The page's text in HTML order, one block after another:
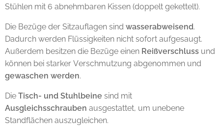
Stühlen mit 6 abnehmbaren Kissen (doppelt gekettelt).
Die Bezüge der Sitzauflagen sind wasserabweisend.
Dadurch werden Flüssigkeiten nicht sofort aufgesaugt.
Außerdem besitzen die Bezüge einen Reißverschluss und
können bei starker Verschmutzung abgenommen und
gewaschen werden.
Die Tisch- und Stuhlbeine sind mit
Ausgleichsschrauben ausgestattet, um unebene
Standflächen auszugleichen.